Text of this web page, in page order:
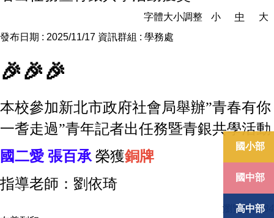
國小部
國中部
高中部
字體大小調整 小 中
大
發布日期 : 2025/11/17 資訊群組 : 學務處
🎉🎉🎉
本校參加新北市政府社會局舉辦”青春有你
一耆走過”青年記者出任務暨青銀共學活動
國二愛 張百承榮獲銅牌
指導老師：劉依琦
瀏覽數: 284